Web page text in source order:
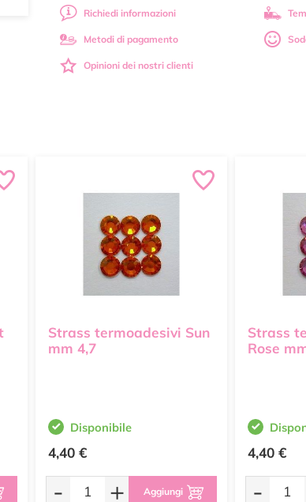
Richiedi informazioni
Metodi di pagamento
Opinioni dei nostri clienti
Strass termoadesivi Sun
mm 4,7
Disponibile
4,40 €
- + Aggiungi
Strass
Rose
4,40 €
-